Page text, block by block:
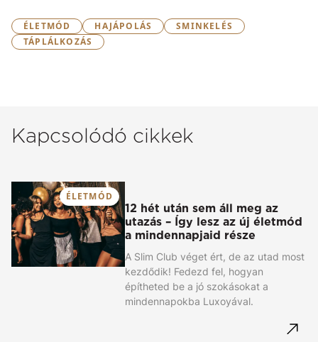
ÉLETMÓD HAJÁPOLÁS
SMINKELÉS
TÁPLÁLKOZÁS
Kapcsolódó cikkek
ÉLETMÓD
12 hét után sem áll meg az
utazás – Így lesz az új életmód
a mindennapjaid része
A Slim Club véget ért, de az utad most
kezdődik! Fedezd fel, hogyan
építheted be a jó szokásokat a
mindennapokba Luxoyával.